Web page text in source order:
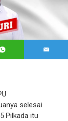
selesai
Pilkada itu